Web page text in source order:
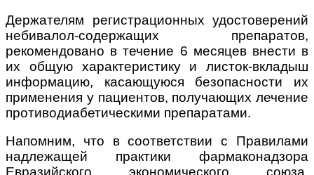
Держателям регистрационных удостоверений
небивалол-содержащих препаратов,
рекомендовано в течение 6 месяцев внести в
их общую характеристику и листок-вкладыш
информацию, касающуюся безопасности их
применения у пациентов, получающих лечение
противодиабетическими препаратами.
Напомним, что в соответствии с Правилами
надлежащей практики фармаконадзора
Евразийского экономического союза,